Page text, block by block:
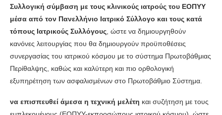
Συλλογική σύμβαση με τους κλινικούς ιατρούς του ΕΟΠΥΥ
μέσα από τον Πανελλήνιο Ιατρικό Σύλλογο και τους κατά
τόπους Ιατρικούς Συλλόγους, ώστε να δημιουργηθούν
κανόνες λειτουργίας που θα δημιουργούν προϋποθέσεις
συνεργασίας του ιατρικού κόσμου με το σύστημα Πρωτοβάθμιας
Περίθαλψης, καθώς και καλύτερη και πιο ορθολογική
εξυπηρέτηση των ασφαλισμένων στο Πρωτοβάθμιο Σύστημα.
να επισπευθεί άμεσα η τεχνική μελέτη και συζήτηση με τους